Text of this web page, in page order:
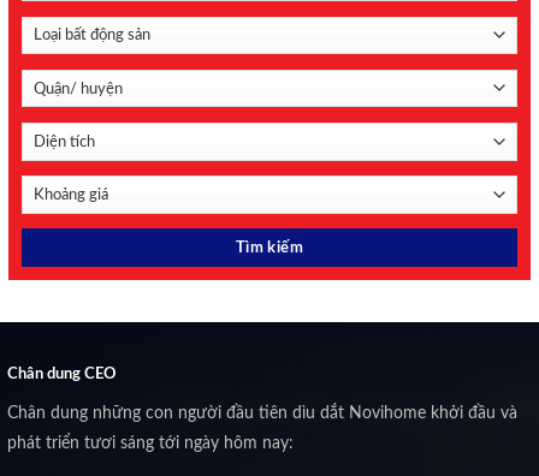
Chân dung CEO
Chân dung những con người đầu tiên dìu dắt Novihome khởi đầu và
phát triển tươi sáng tới ngày hôm nay: